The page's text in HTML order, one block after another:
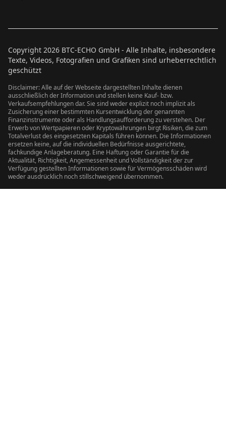
Copyright 2026 BTC-ECHO GmbH - Alle Inhalte, insbesondere
Texte, Videos, Fotografien und Grafiken sind urheberrechtlich
geschützt
Disclaimer: Alle auf der Webseite dargestellten Inhalte dienen
ausschließlich der Information und stellen keine Kauf- bzw.
Verkaufsempfehlungen dar. Sie sind weder explizit noch implizit als
Zusicherung einer bestimmten Kursentwicklung der genannten
Finanzinstrumente oder als Handlungsaufforderung zu verstehen. Der
Erwerb von Wertpapieren oder Kryptowährungen birgt Risiken, die zum
Totalverlust des eingesetzten Kapitals führen können. Die Informationen
ersetzen keine, auf die individuellen Bedürfnisse ausgerichtete,
fachkundige Anlageberatung. Eine Haftung oder Garantie für die
Aktualität, Richtigkeit, Angemessenheit und Vollständigkeit der zur
Verfügung gestellten Informationen sowie für Vermögensschäden wird
weder ausdrücklich noch stillschweigend übernommen.